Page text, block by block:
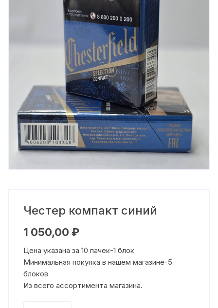
Честер компакт синий
1 050,00 ₽
Цена указана за 10 пачек-1 блок
Минимальная покупка в нашем магазине-5
блоков
Из всего ассортимента магазина.